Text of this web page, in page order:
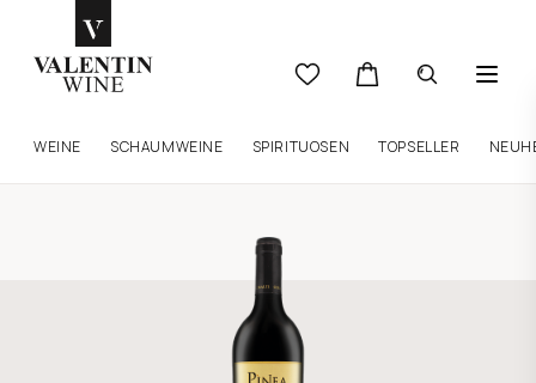
WEINE SCHAUMWEINE SPIRITUOSEN TOPSELLER